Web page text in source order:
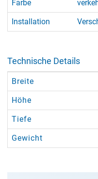
Farbe
Installation
Technische Details
Breite
Höhe
Tiefe
Gewicht